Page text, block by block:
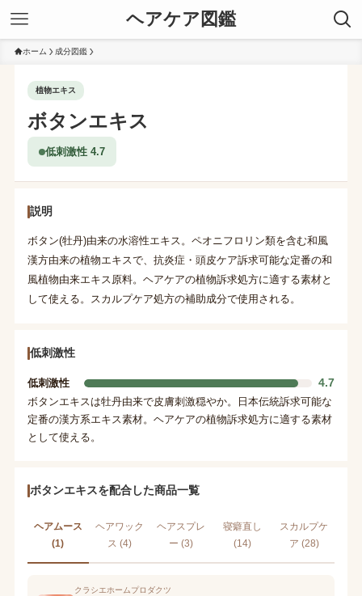
ヘアケア図鑑
ホーム 成分図鑑
植物エキス
ボタンエキス
低刺激性 4.7
説明
ボタン(牡丹)由来の水溶性エキス。ペオニフロリン類を含む和風
漢方由来の植物エキスで、抗炎症・頭皮ケア訴求可能な定番の和
風植物由来エキス原料。ヘアケアの植物訴求処方に適する素材と
して使える。スカルプケア処方の補助成分で使用される。
低刺激性
低刺激性 4.7
ボタンエキスは牡丹由来で皮膚刺激穏やか。日本伝統訴求可能な
定番の漢方系エキス素材。ヘアケアの植物訴求処方に適する素材
として使える。
ボタンエキスを配合した商品一覧
ヘアムース
(1)
ヘアワック
ス (4)
ヘアスプレ
ー (3)
寝癖直し
(14)
スカルプケ
ア (28)
クラシエホームプロダクツ